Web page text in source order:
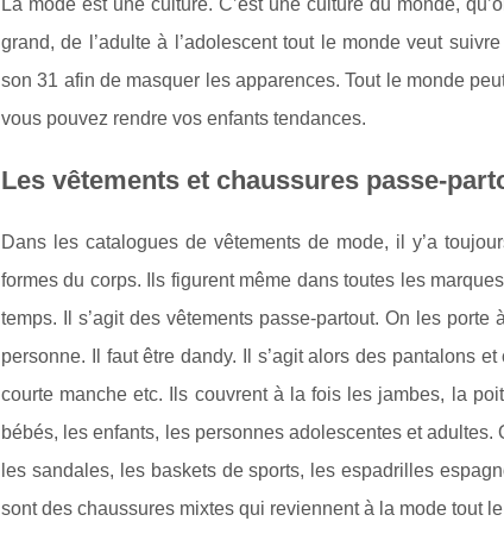
La mode est une culture. C’est une culture du monde,
grand, de l’adulte à l’adolescent tout le monde veut
son 31 afin de masquer les apparences. Tout le monde
vous pouvez rendre vos enfants tendances.
Les vêtements et chaussures passe-
Dans les catalogues de vêtements de mode, il y’a
formes du corps. Ils figurent même dans toutes les
temps. Il s’agit des vêtements passe-partout. On les
personne. Il faut être dandy. Il s’agit alors des pantalons
courte manche etc. Ils couvrent à la fois les jambes, la
bébés, les enfants, les personnes adolescentes et
les sandales, les baskets de sports, les espadrilles
sont des chaussures mixtes qui reviennent à la mode tout